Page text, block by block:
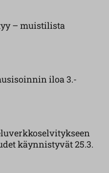
– muistilista
iloa 3.-
käynnistyvät 25.3.